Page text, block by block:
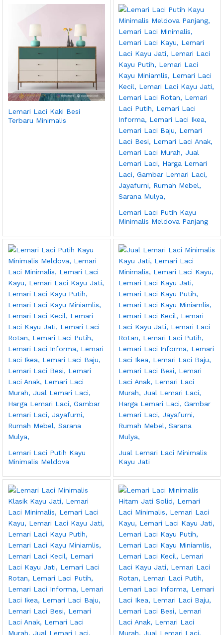
Lemari Laci Kaki Besi
Terbaru Minimalis
Lemari Laci Putih Kayu
Minimalis Meldova Panjang
Lemari Laci Putih Kayu
Minimalis Meldova
Jual Lemari Laci Minimalis
Kayu Jati